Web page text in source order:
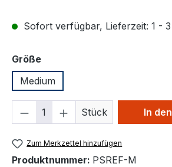
Sofort verfügbar, Lieferzeit: 1 -
Größeauswählen
Medium
Produkt Anzahl: Gib
Stück In
Zum Merkzettel hinzufügen
Produktnummer: PSREF-M